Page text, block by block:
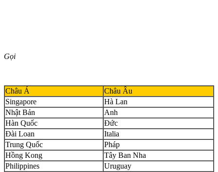
Gọi
Châu Á
Châu Âu
Singapore
Hà Lan
Nhật Bản
Anh
Hàn Quốc
Đức
Đài Loan
Italia
Trung Quốc
Pháp
Hồng Kong
Tây Ban Nha
Philippines
Uruguay